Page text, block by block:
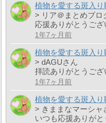
植物を愛する斑入り
> リア＠まとめブロ
応援ありがとうござ
1年7ヶ月前
植物を愛する斑入り
> dAGUさん
拝読ありがとうござ
1年7ヶ月前
植物を愛する斑入り
> きままなマーシャ
いつも応援ありがと